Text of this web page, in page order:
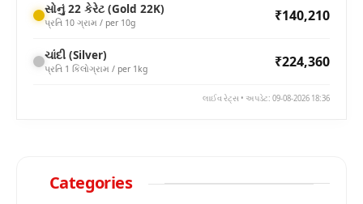
સોનું 22 કેરેટ (Gold 22K)
પ્રતિ 10 ગ્રામ / per 10g ₹140,210
ચાંદી (Silver)
પ્રતિ 1 કિલોગ્રામ / per 1kg ₹224,360
લાઈવ રેટ્સ • અપડેટ: 09-08-2026 18:36
Categories